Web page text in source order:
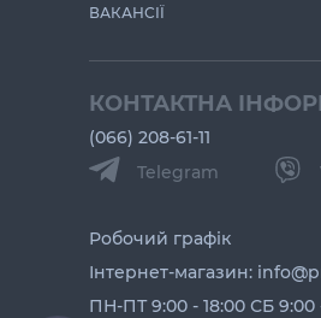
ВАКАНСІЇ
КОНТАКТНА
(066) 208-61-11
Telegram
Робочий графік
Інтернет-магазин:
ПН-ПТ 9:00 - 18:00 СБ 9:00